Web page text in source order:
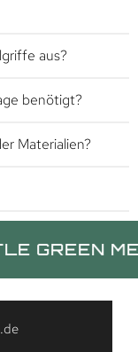
aus?
benötigt?
Materialien?
MEN.